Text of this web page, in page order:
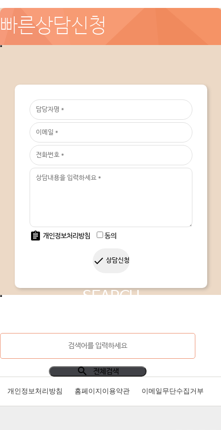
빠른상담신청
assignment 개인정보처리방침 동의
done 상담신청
SEARCH
search 전체검색
개인정보처리방침 홈페이지이용약관 이메일무단수집거부